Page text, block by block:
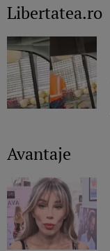
Libertatea.ro
Avantaje